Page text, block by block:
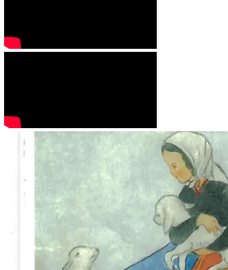
brauchen nicht nur wir alleine, sondern besonders auch
unsere Kinder mehr denn je Verständnis, Liebe und
Führung.
Es ist an der Zeit, wieder mit den Augen der Kinder zu
Natur, Stille, Wiesen, Wälder – und unsere Pferde, die
tragen, trösten und verbinden.
Sie schenken Halt, wo wir oft an Grenzen stoßen.
In dieser Verbundenheit finden Kinder etwas, das sie ein
Leben lang stärkt.
Hannelore Gallin-Ast
Happach-Hof, den 8.6.2026
https://www.renn-pferde-boomerang.de